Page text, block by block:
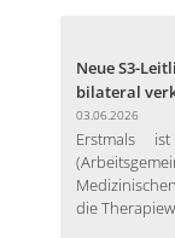
Neue S3-
bilateral
03.06.2026
Erstmals
die